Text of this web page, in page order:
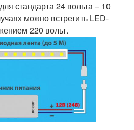
стандарта 24 вольта – 10
можно встретить LED-
220 вольт.